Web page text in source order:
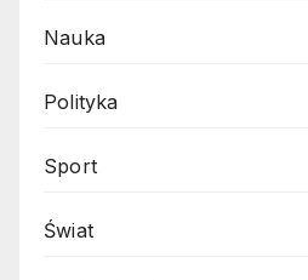
Nauka
Polityka
Sport
Świat